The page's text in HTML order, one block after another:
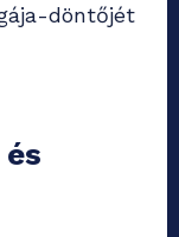
döntőjét